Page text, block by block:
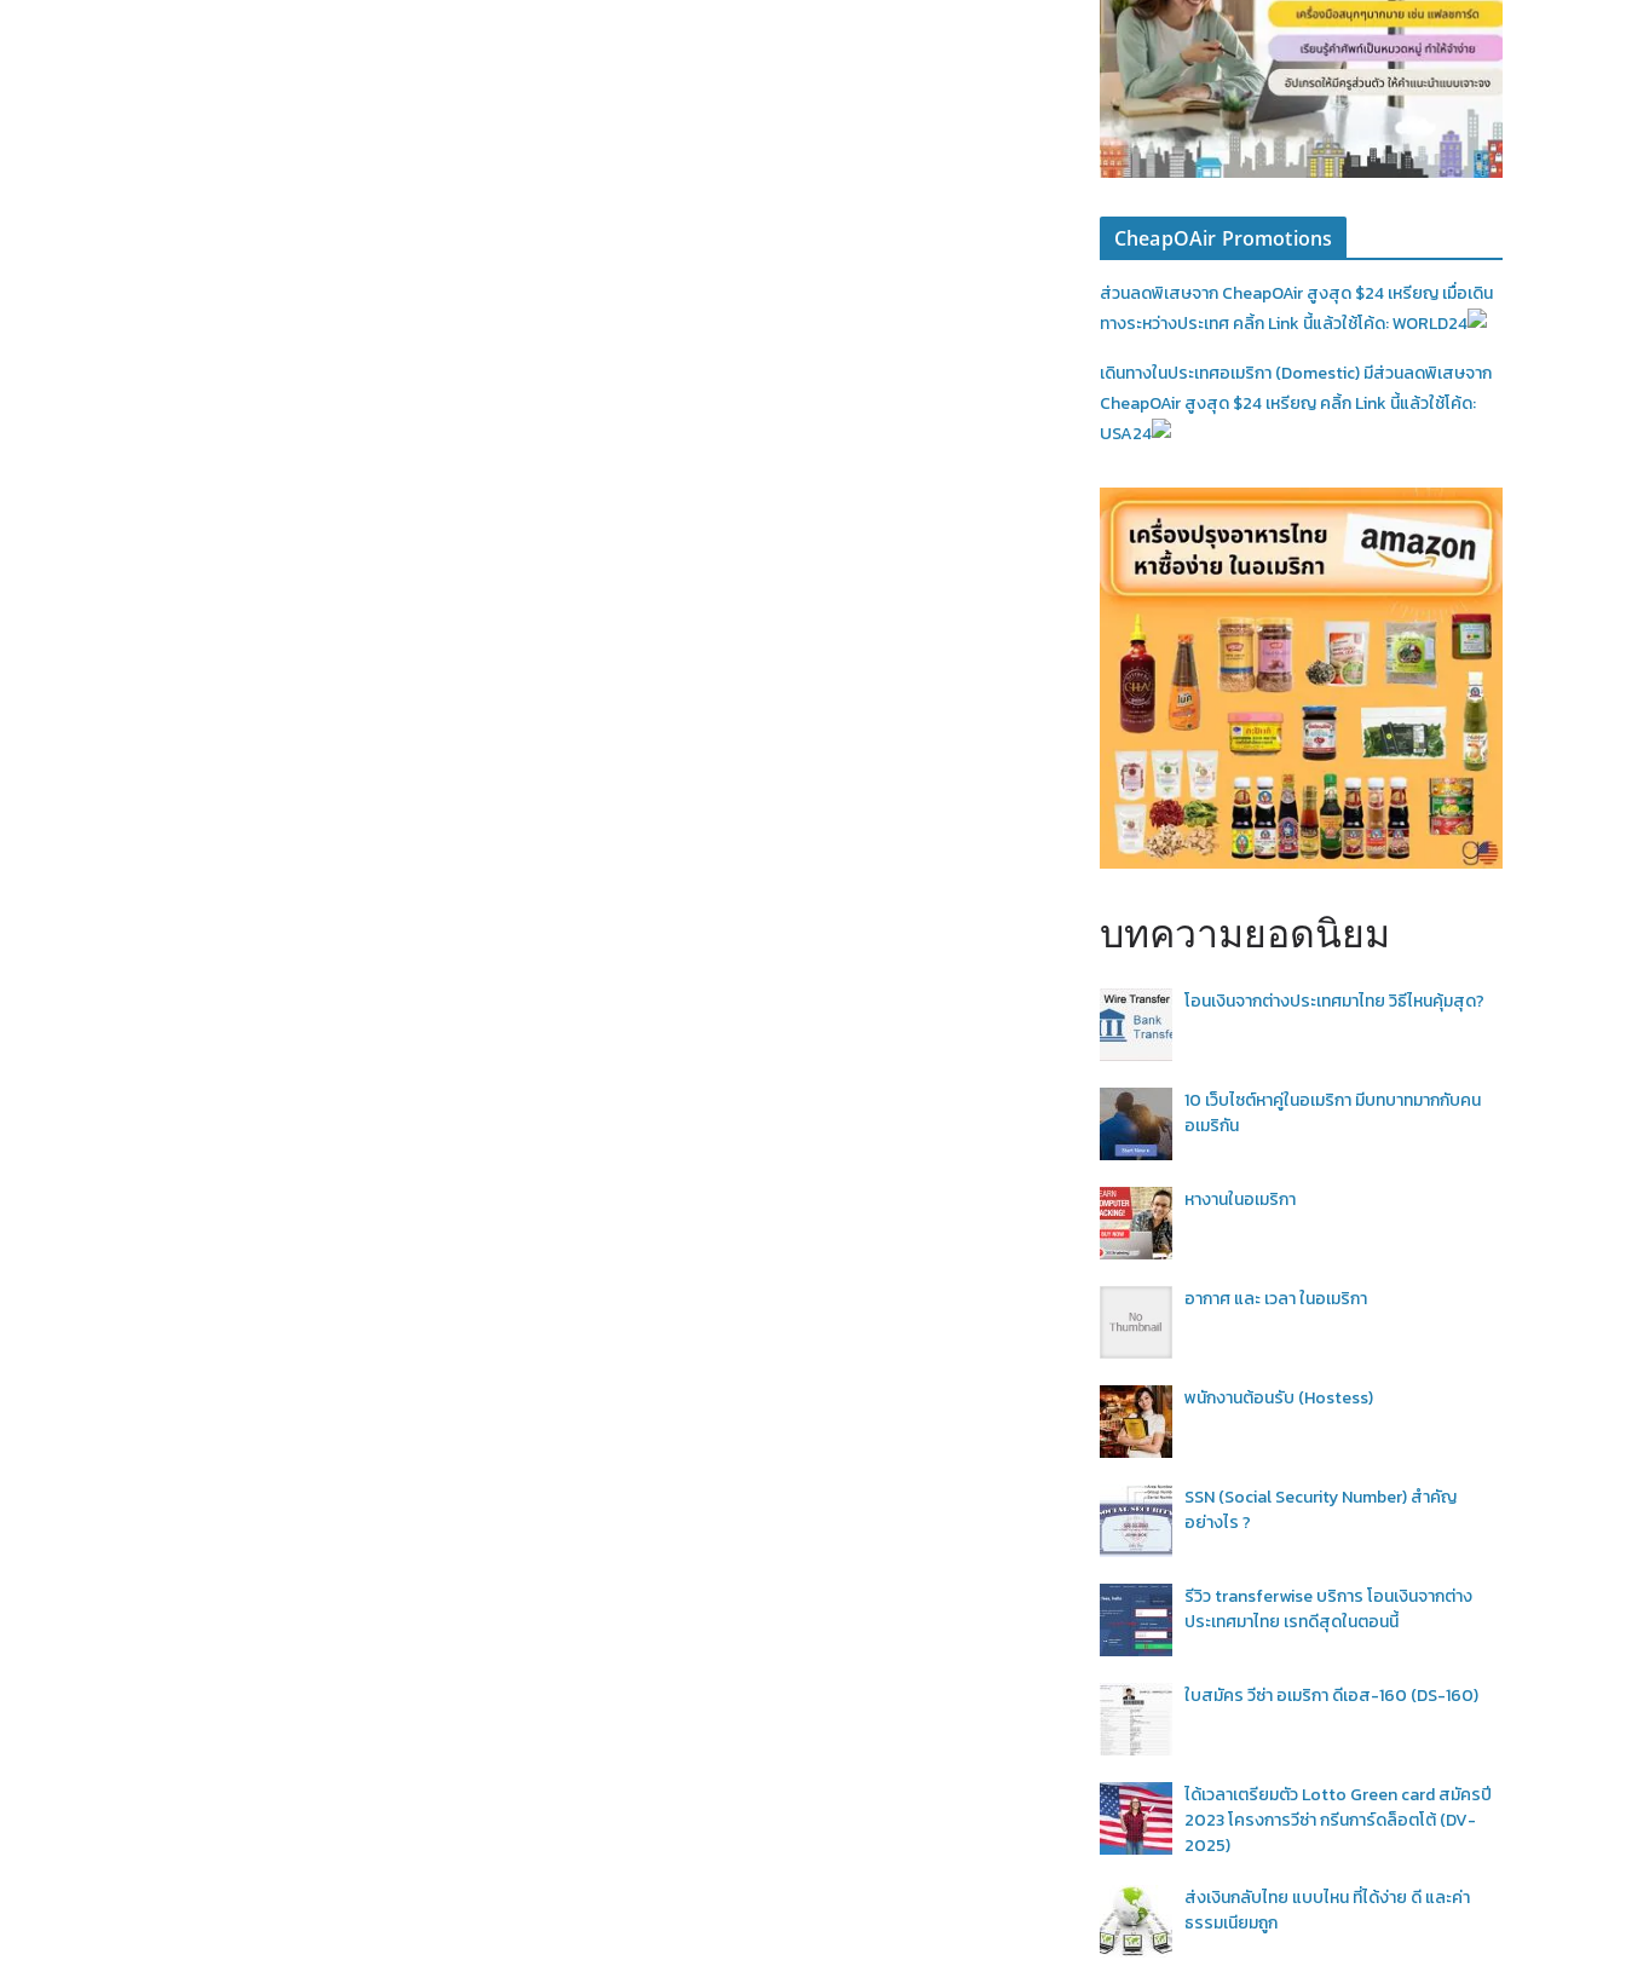
CheapOAir Promotions
ส่วนลดพิเสษจาก CheapOAir สูงสุด $24 เหรียญ เมื่อเดิน
ทางระหว่างประเทศ คลิ้ก Link นี้แล้วใช้โค้ด: WORLD24
เดินทางในประเทศอเมริกา (Domestic)มีส่วนลดพิเสษจาก
CheapOAir สูงสุด $24 เหรียญ คลิ้ก Link นี้แล้วใช้โค้ด:
USA24
บทความยอดนิยม
โอนเงินจากต่างประเทศมาไทย วิธีไหนคุ้มสุด?
10 เว็บไซต์หาคู่ในอเมริกา มีบทบาทมากกับคน
อเมริกัน
หางานในอเมริกา
อากาศ และ เวลา ในอเมริกา
พนักงานต้อนรับ (Hostess)
SSN (Social Security Number) สำคัญ
อย่างไร ?
รีวิว transferwise บริการ โอนเงินจากต่าง
ประเทศมาไทย เรทดีสุดในตอนนี้
ใบสมัคร วีซ่า อเมริกา ดีเอส-160 (DS-160)
ได้เวลาเตรียมตัว Lotto Green card สมัครปี
2023 โครงการวีซ่า กรีนการ์ดล็อตโต้ (DV-
2025)
ส่งเงินกลับไทย แบบไหน ที่ได้ง่าย ดี และค่า
ธรรมเนียมถูก